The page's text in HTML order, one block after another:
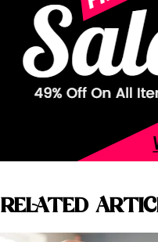
RELATED